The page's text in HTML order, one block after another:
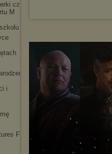
cz. C
M
i
For